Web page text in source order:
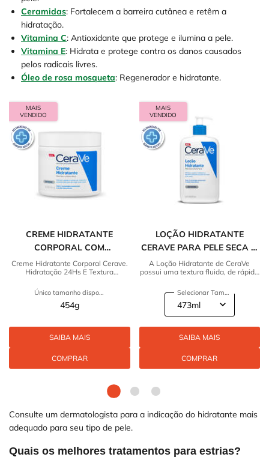
Ceramidas: Fortalecem a barreira cutânea e retêm a
hidratação.
Vitamina C: Antioxidante que protege e ilumina a pele.
Vitamina E: Hidrata e protege contra os danos causados
pelos radicais livres.
Óleo de rosa mosqueta: Regenerador e hidratante.
MAIS
VENDIDO
CREME HIDRATANTE
CORPORAL COM
HIDRATAÇÃO 24HS
Creme Hidratante Corporal Cerave.
Hidratação 24Hs E Textura
Único tamanho disponível
454g
SAIBA MAIS
COMPRAR
MAIS
VENDIDO
LOÇÃO HIDRATANTE
CERAVE PARA PELE SECA A
EXTRA SECA
A Loção Hidratante de CeraVe
possui uma textura fluida, de rápida
protetora da pele.
Selecionar Tamanho
SAIBA MAIS
COMPRAR
Consulte um dermatologista para a indicação do hidratante mais
adequado para seu tipo de pele.
Quais os melhores tratamentos para estrias?